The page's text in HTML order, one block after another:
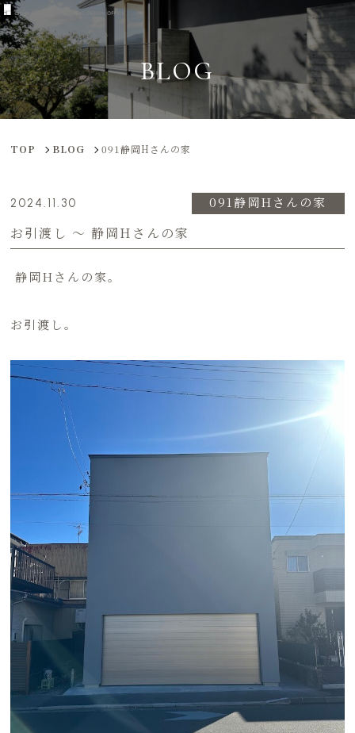
BLOG
TOP BLOG 091静岡Hさんの家
2024.11.30 091静岡Hさんの家
お引渡し ～ 静岡Hさんの家
静岡Hさんの家。
お引渡し。